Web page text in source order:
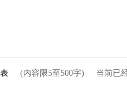
表 (内容限5至500字) 当前已